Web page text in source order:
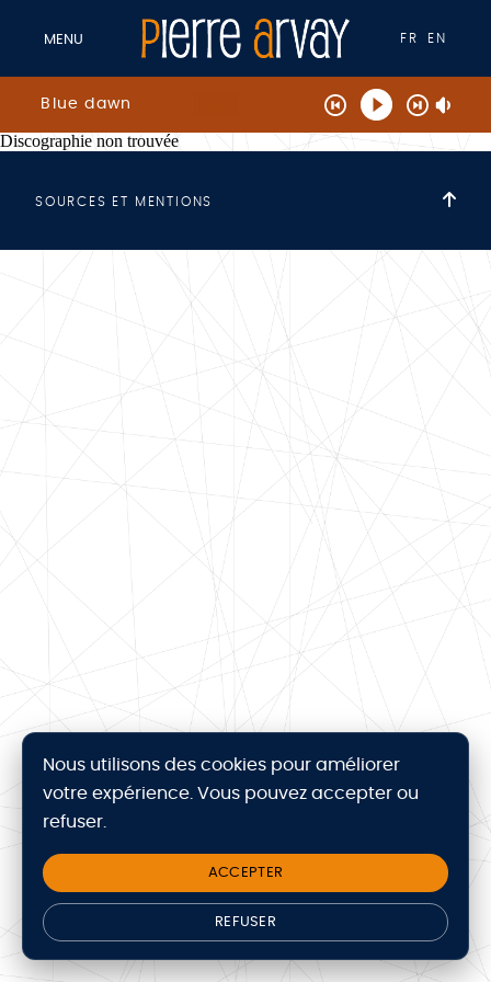
MENU FR EN
Blue dawn
Discographie non trouvée
SOURCES ET MENTIONS
Nous utilisons des cookies pour améliorer
votre expérience. Vous pouvez accepter ou
refuser.
ACCEPTER
REFUSER